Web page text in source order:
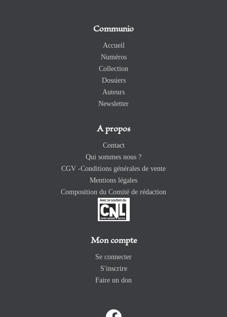
Communio
Accueil
Numéros
Collection
Dossiers
Auteurs
Newsletter
A propos
Contact
Qui sommes nous ?
CGV -Conditions générales de vente
Mentions légales
Composition du Comité de rédaction
Mon compte
Se connecter
S'inscrire
Faire un don